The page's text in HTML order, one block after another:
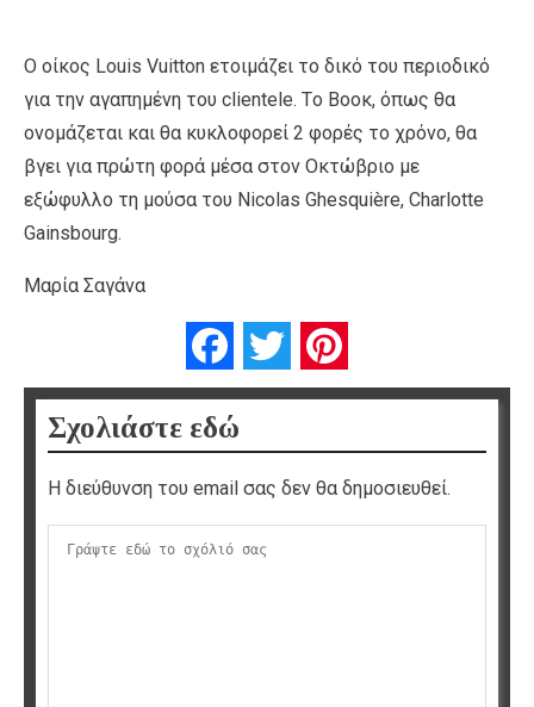
Ο οίκος Louis Vuitton ετοιμάζει το δικό του περιοδικό
για την αγαπημένη του clientele. Τo Βοοκ, όπως θα
ονομάζεται και θα κυκλοφορεί 2 φορές το χρόνο, θα
βγει για πρώτη φορά μέσα στον Οκτώβριο με
εξώφυλλο τη μούσα του Nicolas Ghesquière, Charlotte
Gainsbourg.
Μαρία Σαγάνα
FacebookTwitter
Σχολιάστε εδώ
Η διεύθυνση του email σας δεν θα δημοσιευθεί.